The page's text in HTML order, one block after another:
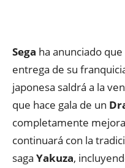
Sega ha anunciado
entrega de su
japonesa saldrá a la
que hace gala de un
completamente
continuará con la
saga Yakuza,